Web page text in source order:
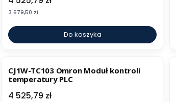
Cena
3 679,50 zł
Do koszyka
CJ1W-TC103 Omron Moduł kontroli
temperatury PLC
Cena
4 525,79 zł